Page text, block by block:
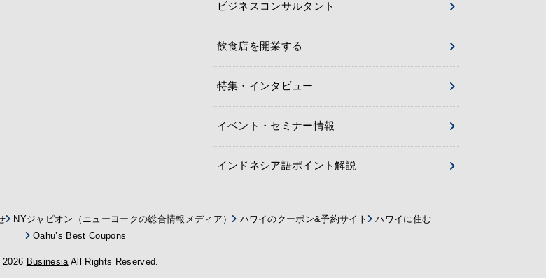
ビジネスコンサルタント
飲食店を開業する
特集・インタビュー
イベント・セミナー情報
インドネシア語ポイント解説
NYジャピオン（ニューヨークの総合情報メディア） ハワイのクーポン&予約サイト
ハワイに住む
Oahu’s Best Coupons
BusinesiaAll Rights Reserved.